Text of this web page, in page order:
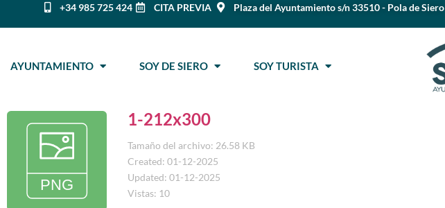
+34 985 725 424 CITA PREVIA Plaza del Ayuntamiento s/n 33510 - Pola de Siero
AYUNTAMIENTO SOY DE SIERO SOY TURISTA
1-212x300
Tamaño del archivo: 26.58 KB
Created: 01-12-2025
Updated: 01-12-2025
Vistas: 10